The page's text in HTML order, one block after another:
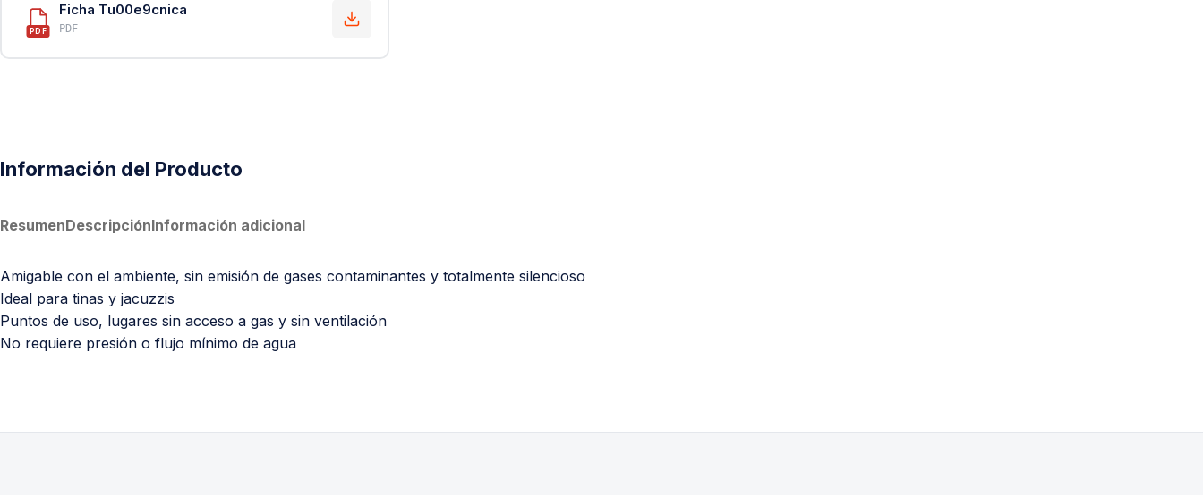
PDF
Ficha Tu00e9cnica
PDF
Información del Producto
ResumenDescripciónInformación adicional
Amigable con el ambiente, sin emisión de gases contaminantes y totalmente silencioso
Ideal para tinas y jacuzzis
Puntos de uso, lugares sin acceso a gas y sin ventilación
No requiere presión o flujo mínimo de agua